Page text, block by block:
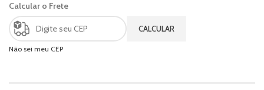
Calcular o Frete
CALCULAR
Não sei meu CEP